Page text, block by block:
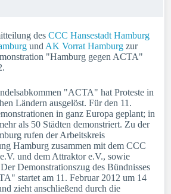
desCCC Hansestadt Hamburg
und AK Vorrat Hamburg zur
"Hamburg gegen ACTA"
"ACTA" hat Proteste in
Ländern ausgelöst. Für den 11.
in ganz Europa geplant; in
als 50 Städten demonstriert. Zu der
rufen der Arbeitskreis
Hamburg zusammen mit dem CCC
und dem Attraktor e.V., sowie
Demonstrationszug des Bündnisses
startet am 11. Februar 2012 um 14
zieht anschließend durch die